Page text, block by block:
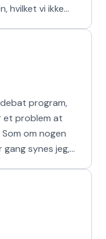
hvilket vi ikke
program,
et problem at
om nogen